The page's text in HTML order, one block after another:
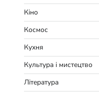
Кіно
Космос
Кухня
Культура і мистецтво
Література